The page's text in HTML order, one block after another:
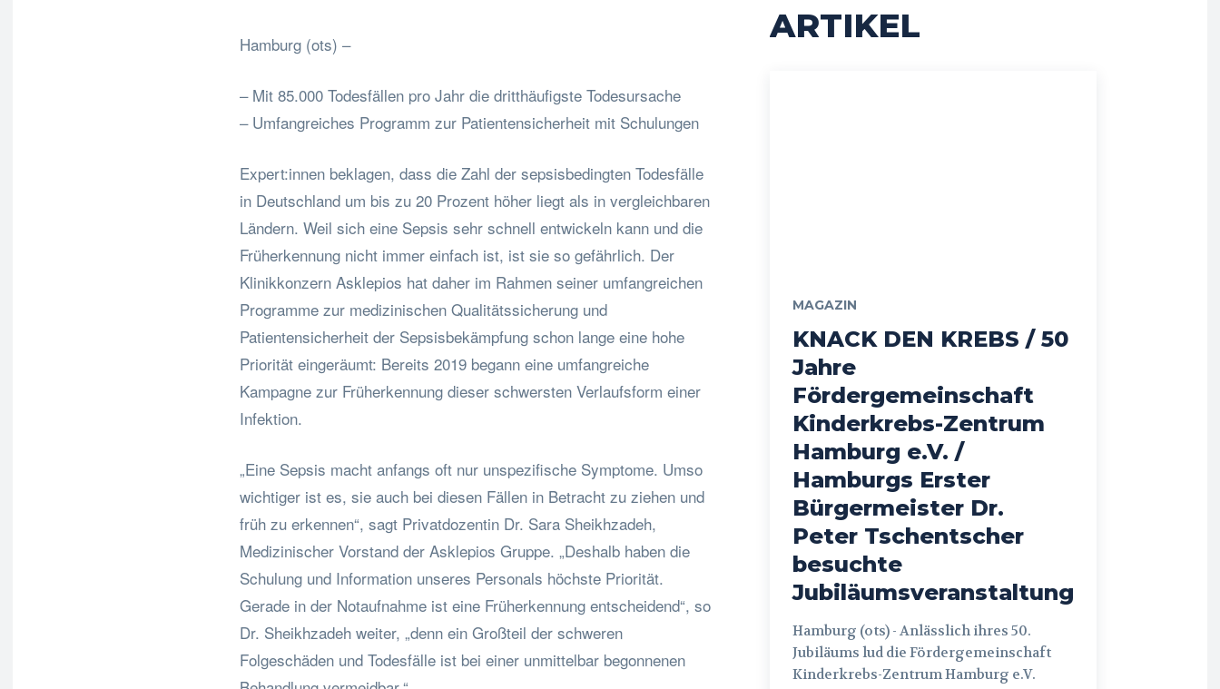
Hamburg (ots) –
– Mit 85.000 Todesfällen pro Jahr die dritthäufigste Todesursache
– Umfangreiches Programm zur Patientensicherheit mit Schulungen
Expert:innen beklagen, dass die Zahl der sepsisbedingten Todesfälle
in Deutschland um bis zu 20 Prozent höher liegt als in vergleichbaren
Ländern. Weil sich eine Sepsis sehr schnell entwickeln kann und die
Früherkennung nicht immer einfach ist, ist sie so gefährlich. Der
Klinikkonzern Asklepios hat daher im Rahmen seiner umfangreichen
Programme zur medizinischen Qualitätssicherung und
Patientensicherheit der Sepsisbekämpfung schon lange eine hohe
Priorität eingeräumt: Bereits 2019 begann eine umfangreiche
Kampagne zur Früherkennung dieser schwersten Verlaufsform einer
Infektion.
„Eine Sepsis macht anfangs oft nur unspezifische Symptome. Umso
wichtiger ist es, sie auch bei diesen Fällen in Betracht zu ziehen und
früh zu erkennen“, sagt Privatdozentin Dr. Sara Sheikhzadeh,
Medizinischer Vorstand der Asklepios Gruppe. „Deshalb haben die
Schulung und Information unseres Personals höchste Priorität.
Gerade in der Notaufnahme ist eine Früherkennung entscheidend“, so
Dr. Sheikhzadeh weiter, „denn ein Großteil der schweren
Folgeschäden und Todesfälle ist bei einer unmittelbar begonnenen
ARTIKEL
MAGAZIN
KNACK DEN KREBS / 50
Jahre
Fördergemeinschaft
Kinderkrebs-Zentrum
Hamburg e.V. /
Hamburgs Erster
Bürgermeister Dr.
Peter Tschentscher
besuchte
Jubiläumsveranstaltung
Hamburg (ots) - Anlässlich ihres 50.
Jubiläums lud die Fördergemeinschaft
Kinderkrebs-Zentrum Hamburg e.V.